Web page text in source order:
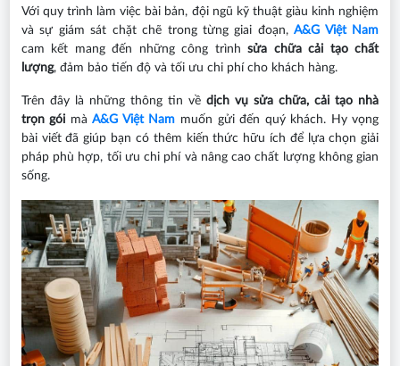
Với quy trình làm việc bài bản, đội ngũ kỹ thuật giàu kinh nghiệm
và sự giám sát chặt chẽ trong từng giai đoạn,A&G Việt Nam
cam kết mang đến những công trình sửa chữa cải tạo chất
lượng, đảm bảo tiến độ và tối ưu chi phí cho khách hàng.
Trên đây là những thông tin vềdịch vụ sửa chữa, cải tạo nhà
trọn gói màA&G Việt Nam muốn gửi đến quý khách. Hy vọng
bài viết đã giúp bạn có thêm kiến thức hữu ích để lựa chọn giải
pháp phù hợp, tối ưu chi phí và nâng cao chất lượng không gian
sống.